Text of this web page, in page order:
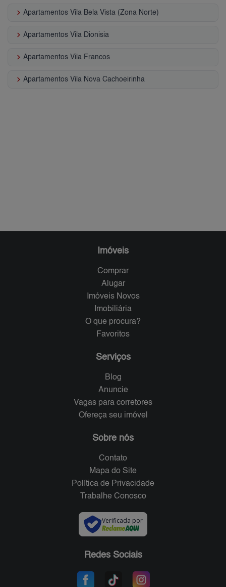
keyboard_arrow_right Apartamentos Vila Bela Vista (Zona Norte)
keyboard_arrow_right Apartamentos Vila Dionisia
keyboard_arrow_right Apartamentos Vila Francos
keyboard_arrow_right Apartamentos Vila Nova Cachoeirinha
Imóveis
Comprar
Alugar
Imóveis Novos
Imobiliária
O que procura?
Favoritos
Serviços
Blog
Anuncie
Vagas para corretores
Ofereça seu imóvel
Sobre nós
Contato
Mapa do Site
Política de Privacidade
Trabalhe Conosco
Verificada por
Redes Sociais